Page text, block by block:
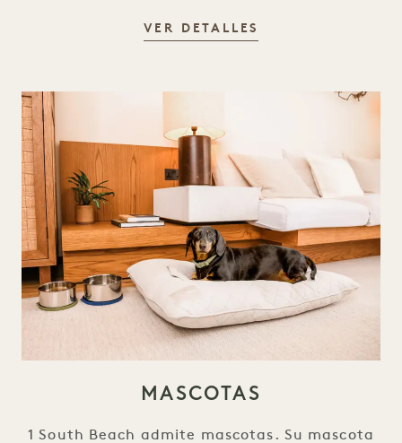
VER DETALLES
MASCOTAS
1 South Beach admite mascotas. Su mascota